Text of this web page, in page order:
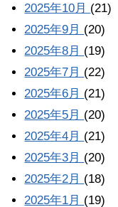
2025年10月 (21)
2025年9月 (20)
2025年8月 (19)
2025年7月 (22)
2025年6月 (21)
2025年5月 (20)
2025年4月 (21)
2025年3月 (20)
2025年2月 (18)
2025年1月 (19)